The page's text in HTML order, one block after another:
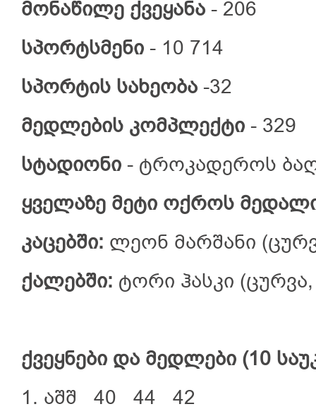
მონაწილე ქვეყანა - 206
სპორტსმენი - 10 714
სპორტის სახეობა -32
მედლების კომპლექტი - 329
სტადიონი - ტროკადეროს
ყველაზე მეტი ოქროს
კაცებში: ლეონ მარშანი
ქალებში: ტორი ჰასკი (ცურვა,
ქვეყნები და მედლები (10
1. აშშ 40 44